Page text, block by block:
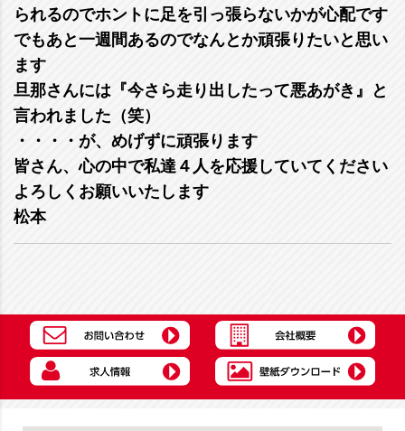
られるのでホントに足を引っ張らないかが心配です
でもあと一週間あるのでなんとか頑張りたいと思い
ます
旦那さんには『今さら走り出したって悪あがき』と
言われました（笑）
・・・・が、めげずに頑張ります
皆さん、心の中で私達４人を応援していてください
よろしくお願いいたします
松本